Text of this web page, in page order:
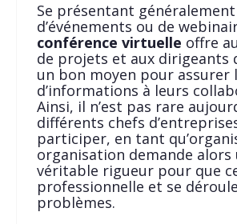
Se présentant
d’événements ou de
conférence virtuelle offre
de projets et aux dirigeants
un bon moyen pour assurer
d’informations à leurs
Ainsi, il n’est pas rare
différents chefs
participer, en tant
organisation demande alors
véritable rigueur pour que
professionnelle et se
problèmes.